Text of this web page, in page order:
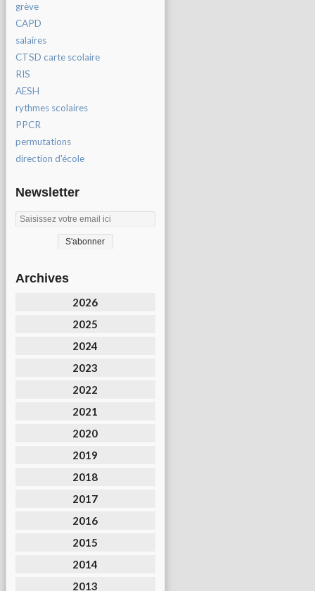
grève
CAPD
salaires
CTSD carte scolaire
RIS
AESH
rythmes scolaires
PPCR
permutations
direction d'école
Newsletter
Archives
2026
2025
2024
2023
2022
2021
2020
2019
2018
2017
2016
2015
2014
2013